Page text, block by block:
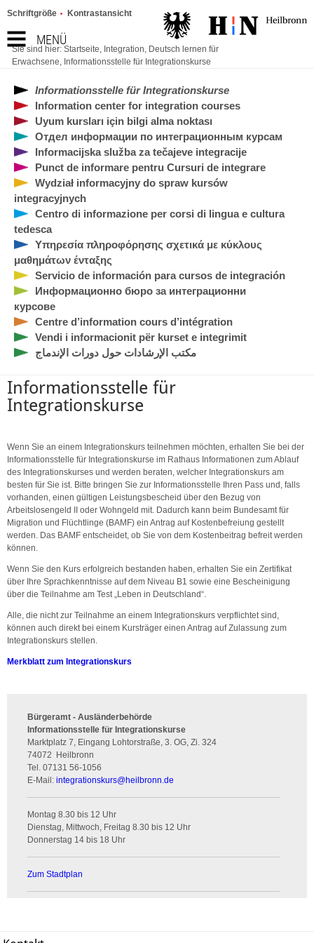
MENÜ
Schriftgröße Kontrastansicht
Sie sind hier: Startseite, Integration, Deutsch lernen für
Erwachsene, Informationsstelle für Integrationskurse
Informationsstelle für Integrationskurse
Information center for integration courses
Uyum kursları için bilgi alma noktası
Отдел информации по интеграционным курсам
Informacijska služba za tečajeve integracije
Punct de informare pentru Cursuri de integrare
Wydział informacyjny do spraw kursów
integracyjnych
Centro di informazione per corsi di lingua e cultura
tedesca
Υπηρεσία πληροφόρησης σχετικά με κύκλους
μαθημάτων ένταξης
Servicio de información para cursos de integración
Информационно бюро за интеграционни
курсове
Centre d’information cours d’intégration
Vendi i informacionit për kurset e integrimit
مكتب الإرشادات حول دورات الإندماج
Informationsstelle für
Integrationskurse
Wenn Sie an einem Integrationskurs teilnehmen möchten, erhalten Sie bei der
Informationsstelle für Integrationskurse im Rathaus Informationen zum Ablauf
des Integrationskurses und werden beraten, welcher Integrationskurs am
besten für Sie ist. Bitte bringen Sie zur Informationsstelle Ihren Pass und, falls
vorhanden, einen gültigen Leistungsbescheid über den Bezug von
Arbeitslosengeld II oder Wohngeld mit. Dadurch kann beim Bundesamt für
Migration und Flüchtlinge (BAMF) ein Antrag auf Kostenbefreiung gestellt
werden. Das BAMF entscheidet, ob Sie von dem Kostenbeitrag befreit werden
können.
Wenn Sie den Kurs erfolgreich bestanden haben, erhalten Sie ein Zertifikat
über Ihre Sprachkenntnisse auf dem Niveau B1 sowie eine Bescheinigung
über die Teilnahme am Test „Leben in Deutschland“.
Alle, die nicht zur Teilnahme an einem Integrationskurs verpflichtet sind,
können auch direkt bei einem Kursträger einen Antrag auf Zulassung zum
Integrationskurs stellen.
Merkblatt zum Integrationskurs
Bürgeramt - Ausländerbehörde
Informationsstelle für Integrationskurse
Marktplatz 7, Eingang Lohtorstraße, 3. OG, Zi. 324
74072
Heilbronn
Tel. 07131 56-1056
E-Mail: integrationskurs@heilbronn.de
Montag 8.30 bis 12 Uhr
Dienstag, Mittwoch, Freitag 8.30 bis 12 Uhr
Donnerstag 14 bis 18 Uhr
Zum Stadtplan